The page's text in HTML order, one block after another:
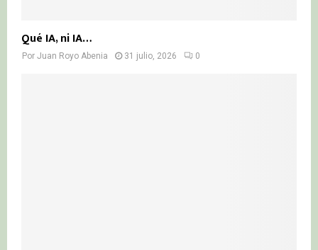
Qué IA, ni IA…
Por Juan Royo Abenia 31 julio, 2026 0